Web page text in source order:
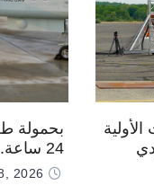
بحمولة
24
“TP200”
2026